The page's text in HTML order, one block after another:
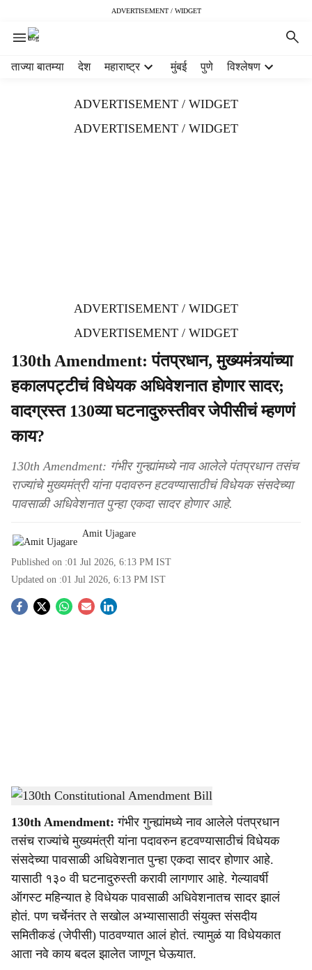
ADVERTISEMENT / WIDGET
ताज्या बातम्या देश महाराष्ट्र मुंबई पुणे विश्लेषण
ADVERTISEMENT / WIDGET
ADVERTISEMENT / WIDGET
ADVERTISEMENT / WIDGET
ADVERTISEMENT / WIDGET
130th Amendment: पंतप्रधान, मुख्यमंत्र्यांच्या
हकालपट्टीचं विधेयक अधिवेशनात होणार सादर;
वादग्रस्त 130व्या घटनादुरुस्तीवर जेपीसीचं म्हणणं
काय?
130th Amendment: गंभीर गुन्ह्यांमध्ये नाव आलेले पंतप्रधान तसंच
राज्यांचे मुख्यमंत्री यांना पदावरुन हटवण्यासाठीचं विधेयक संसदेच्या
पावसाळी अधिवेशनात पुन्हा एकदा सादर होणार आहे.
Amit Ujagare
Published on :01 Jul 2026, 6:13 PM IST
Updated on :01 Jul 2026, 6:13 PM IST
S
a
r
e
130th Constitutional Amendment Bill-Sarkarnama
130th Amendment: गंभीर गुन्ह्यांमध्ये नाव आलेले पंतप्रधान
तसंच राज्यांचे मुख्यमंत्री यांना पदावरुन हटवण्यासाठीचं विधेयक
संसदेच्या पावसाळी अधिवेशनात पुन्हा एकदा सादर होणार आहे.
यासाठी १३० वी घटनादुरुस्ती करावी लागणार आहे. गेल्यावर्षी
ऑगस्ट महिन्यात हे विधेयक पावसाळी अधिवेशनातच सादर झालं
होतं. पण चर्चेनंतर ते सखोल अभ्यासासाठी संयुक्त संसदीय
समितीकडं (जेपीसी) पाठवण्यात आलं होतं. त्यामुळं या विधेयकात
आता नवे काय बदल झालेत जाणून घेऊयात.